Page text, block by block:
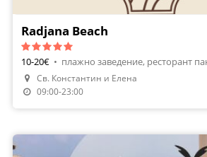
Radjana Beach
10-20€ • плажно заведение, ресторант
Св. Константин и Елена
09:00-23:00